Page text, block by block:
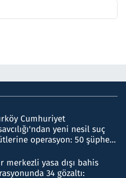
Cumhuriyet
yeni nesil suç
operasyon: 50 şüpheli
merkezli yasa dışı bahis
34 gözaltı: